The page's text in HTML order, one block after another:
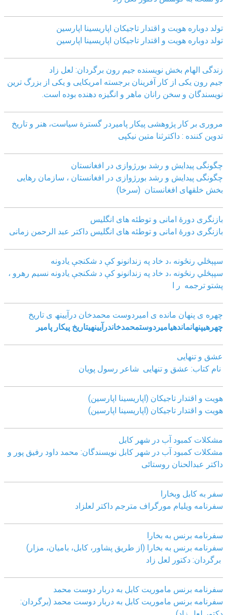
تولد دوباره هویت و اقتدار تاجیکان اپاریسینا اپارسین
تولد دوباره هویت و اقتدار تاجیکان اپاریسینا اپارسین
زندگی الهام بخش نویسنده جیم رون برگردان: لعل زاد
جیم رون یکی از کار آفرینان برجسته امریکایی و یکی از بزرگ ترین
نویسندگان و سخن رانان ماهر و انگیزه دهنده بوده است.
مروری بر کار پژوهشی پیکار پامیردر گسترة سیاست، هنر و تاریخ
تدوین کننده : داکترثنا متین نیکپی
چگونگی پیدایش و رشد بورژوازی در افغانستان
چگونگی پیدایش و رشد بورژوازی در افغانستان ، سازمان رهایی
بخش خلقهای افغانستان (سرخا)
بازنگرى دورۀ امانى و توطئه هاى انگليس
بازنگرى دورۀ امانى و توطئه هاى انگليس داکتر عبد الرحمن زمانى
سپېڅلي رنځونه ،د خاد په زندانونو کې د شکنجې یادونه
سپېڅلي رنځونه ،د خاد په زندانونو کې د شکنجې یادونه نسیم رهرو ،
پشتو ترجمه ر ا
چھره ی پنھان مانده ی امیردوست محمدخان درآیینھ ی تاریخ
چھرهیپنھانماندهیامیردوستمحمدخاندرآیینھیتاریخ پیکار پامیر
عشق و تنهایی
نام کتاب: عشق و تنهایی شاعر رسول پویان
هویت و اقتدار تاجیکان (اپاریسینا اپارسین)
هویت و اقتدار تاجیکان (اپاریسینا اپارسین)
مشکلات کمبود آب در شهر کابل
مشکلات کمبود آب در شهر کابل نویسندگان: محمد داود رفیق پور و
داکتر عبدالحنان روستائی
سفر به کابل وبخارا
سفرنامه ویلیام مورگراف مترجم داکتر لعلزاد
سفرنامه برنس به بخارا
سفرنامه برنس به بخارا (از طریق پشاور، کابل، بامیان، مزار)
برگردان: دکتور لعل زاد
سفرنامه برنس ماموریت کابل به دربار دوست محمد
سفرنامه برنس ماموریت کابل به دربار دوست محمد (برگردان: